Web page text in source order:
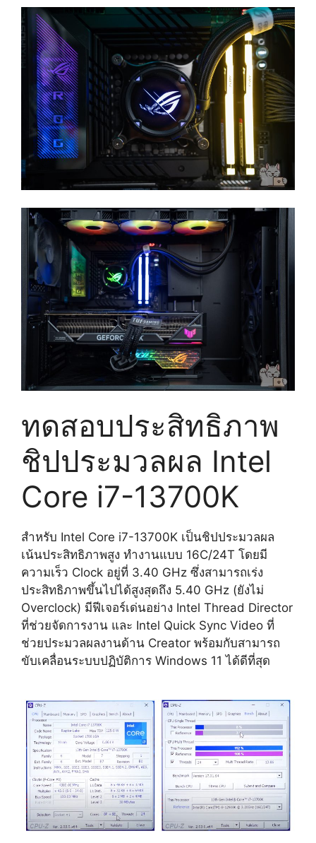
ทดสอบประสิทธิภาพ
ชิปประมวลผล Intel
Core i7-13700K
สำหรับ Intel Core i7-13700K เป็นชิปประมวลผล
เน้นประสิทธิภาพสูง ทำงานแบบ 16C/24T โดยมี
ความเร็ว Clock อยู่ที่ 3.40 GHz ซึ่งสามารถเร่ง
ประสิทธิภาพขึ้นไปได้สูงสุดถึง 5.40 GHz (ยังไม่
Overclock) มีฟีเจอร์เด่นอย่าง Intel Thread Director
ที่ช่วยจัดการงาน และ Intel Quick Sync Video ที่
ช่วยประมวลผลงานด้าน Creator พร้อมกับสามารถ
ขับเคลื่อนระบบปฏิบัติการ Windows 11 ได้ดีที่สุด